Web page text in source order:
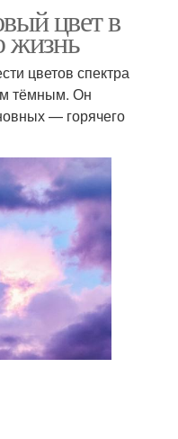
цвет в
жизнь
цветов спектра
тёмным. Он
— горячего